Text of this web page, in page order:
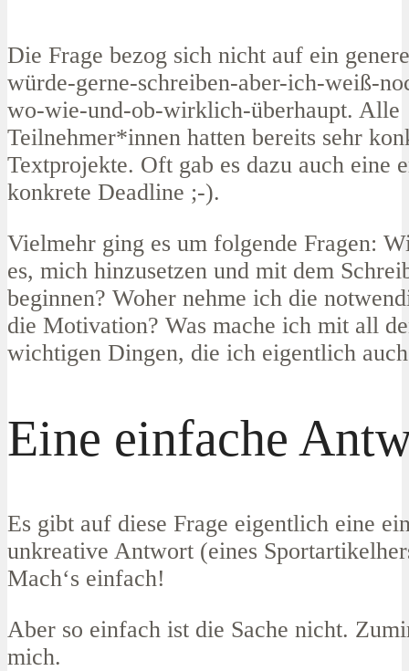
Die Frage bezog sich nicht auf ein
würde-gerne-schreiben-aber-ich-weiß-
wo-wie-und-ob-wirklich-überhaupt. Alle
Teilnehmer*innen hatten bereits sehr
Textprojekte. Oft gab es dazu auch eine
konkrete Deadline ;-).
Vielmehr ging es um folgende Fragen:
es, mich hinzusetzen und mit dem
beginnen? Woher nehme ich die
die Motivation? Was mache ich mit all
wichtigen Dingen, die ich eigentlich
Eine einfache
Es gibt auf diese Frage eigentlich eine
unkreative Antwort (eines
Mach‘s einfach!
Aber so einfach ist die Sache nicht.
mich.